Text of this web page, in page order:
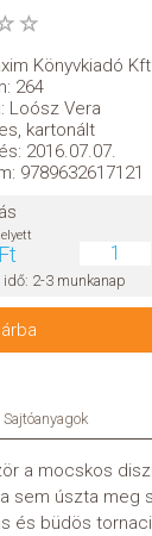
Könyvkiadó Kft.
264
Loósz Vera
kartonált
2016.07.07.
9789632617121
2-3 munkanap
Sajtóanyagok
a mocskos
úszta meg
és büdös